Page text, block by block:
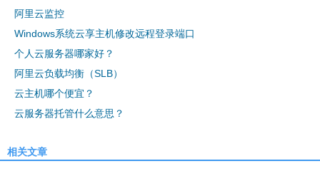
阿里云监控
Windows系统云享主机修改远程登录端口
个人云服务器哪家好？
阿里云负载均衡（SLB）
云主机哪个便宜？
云服务器托管什么意思？
相关文章